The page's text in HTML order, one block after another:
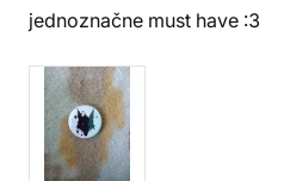
jednoznačne must have :3